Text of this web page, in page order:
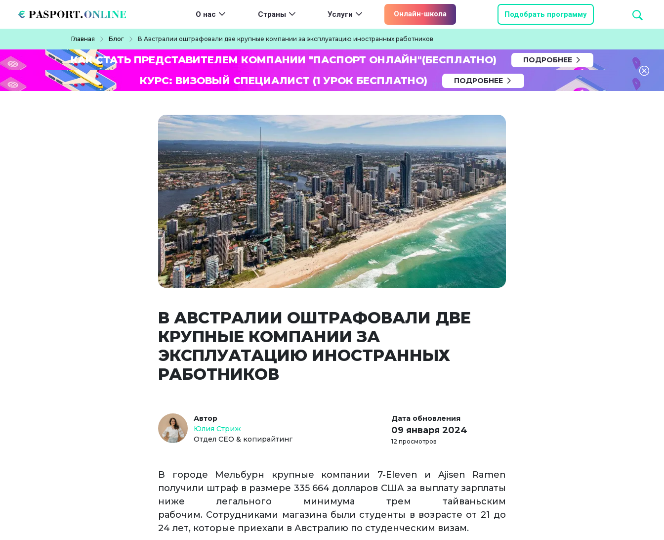
Main navigation
О нас Страны Услуги Онлайн-школа Подобрать программу
Главная Блог В Австралии оштрафовали две крупные компании за эксплуатацию иностранных работников
КАК СТАТЬ ПРЕДСТАВИТЕЛЕМ КОМПАНИИ "ПАСПОРТ ОНЛАЙН"(БЕСПЛАТНО) ПОДРОБНЕЕ
КУРС: ВИЗОВЫЙ СПЕЦИАЛИСТ (1 УРОК БЕСПЛАТНО) ПОДРОБНЕЕ
В АВСТРАЛИИ ОШТРАФОВАЛИ ДВЕ
КРУПНЫЕ КОМПАНИИ ЗА
ЭКСПЛУАТАЦИЮ ИНОСТРАННЫХ
РАБОТНИКОВ
Автор
Юлия Стриж
Отдел СЕО & копирайтинг
Дата обновления
09 января 2024
12 просмотров
В городе Мельбурн крупные компании 7-Eleven и Ajisen Ramen
получили штраф в размере 335 664 долларов США за выплату зарплаты
ниже легального минимума трем тайваньским
рабочим. Сотрудниками магазина были студенты в возрасте от 21 до
24 лет, которые приехали в Австралию по студенческим визам.